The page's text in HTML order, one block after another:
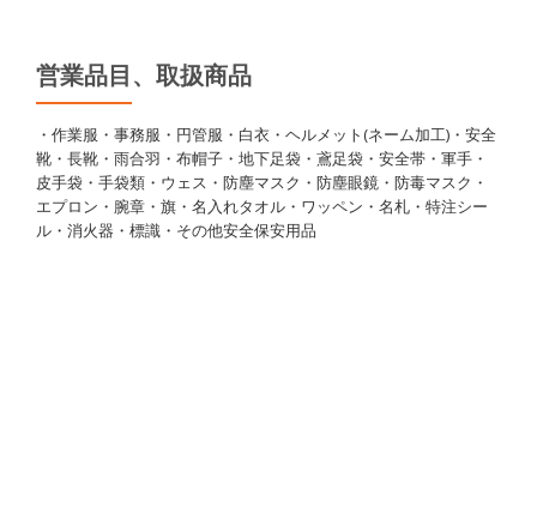
営業品目、取扱商品
・作業服・事務服・円管服・白衣・ヘルメット(ネーム加工)・安全
靴・長靴・雨合羽・布帽子・地下足袋・鳶足袋・安全帯・軍手・
皮手袋・手袋類・ウェス・防塵マスク・防塵眼鏡・防毒マスク・
エプロン・腕章・旗・名入れタオル・ワッペン・名札・特注シー
ル・消火器・標識・その他安全保安用品